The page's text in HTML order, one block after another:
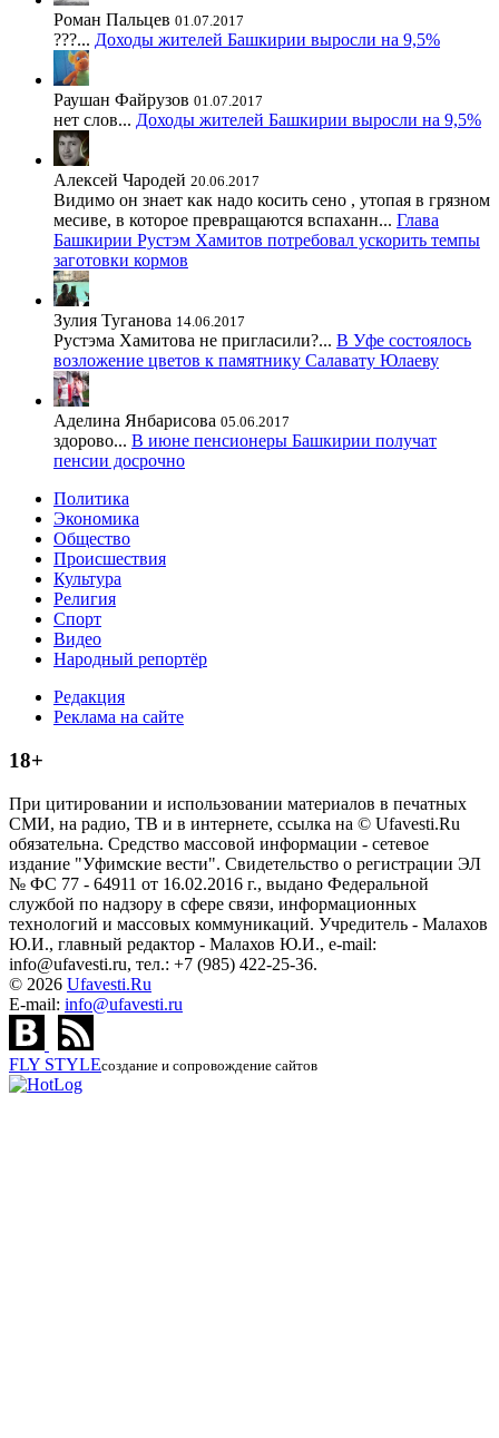
Роман Пальцев 01.07.2017
???... Доходы жителей Башкирии выросли на 9,5%
Раушан Файрузов 01.07.2017
нет слов... Доходы жителей Башкирии выросли на 9,5%
Алексей Чародей 20.06.2017
Видимо он знает как надо косить сено , утопая в грязном
месиве, в которое превращаются вспаханн... Глава
Башкирии Рустэм Хамитов потребовал ускорить темпы
заготовки кормов
Зулия Туганова 14.06.2017
Рустэма Хамитова не пригласили?... В Уфе состоялось
возложение цветов к памятнику Салавату Юлаеву
Аделина Янбарисова 05.06.2017
здорово... В июне пенсионеры Башкирии получат
пенсии досрочно
Политика
Экономика
Общество
Происшествия
Культура
Религия
Спорт
Видео
Народный репортёр
Редакция
Реклама на сайте
18+
При цитировании и использовании материалов в печатных
СМИ, на радио, ТВ и в интернете, ссылка на © Ufavesti.Ru
обязательна. Средство массовой информации - сетевое
издание "Уфимские вести". Свидетельство о регистрации ЭЛ
№ ФС 77 - 64911 от 16.02.2016 г., выдано Федеральной
службой по надзору в сфере связи, информационных
технологий и массовых коммуникаций. Учредитель - Малахов
Ю.И., главный редактор - Малахов Ю.И., e-mail:
info@ufavesti.ru, тел.: +7 (985) 422-25-36.
© 2026 Ufavesti.Ru
E-mail: info@ufavesti.ru
FLY STYLEсоздание и сопровождение сайтов